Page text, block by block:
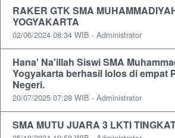
RAKER GTK SMA
YOGYAKARTA
02/06/2024 08:34 WIB - Administrator
Hana' Na'illah Siswi SMA
Yogyakarta berhasil lolos di empat
Negeri.
20/07/2025 07:28 WIB - Administrator
SMA MUTU JUARA 3 LKTI